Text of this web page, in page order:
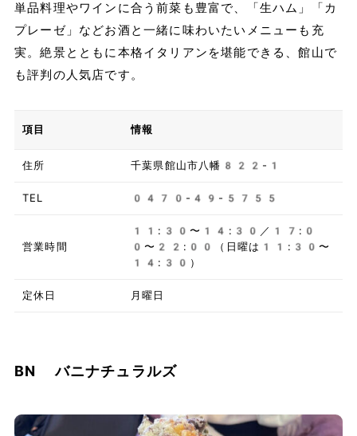
単品料理やワインに合う前菜も豊富で、「生ハム」「カ
プレーゼ」などお酒と一緒に味わいたいメニューも充
実。絶景とともに本格イタリアンを堪能できる、館山で
も評判の人気店です。
項目 情報
住所 千葉県館山市八幡822-1
TEL 0470-49-5755
営業時間
11:30〜14:30／17:0
0〜22:00（日曜は11:30〜
14:30）
定休日 月曜日
BN バニナチュラルズ